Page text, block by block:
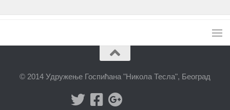
© 2014 Удружење Госпићана "Никола Тесла", Београд